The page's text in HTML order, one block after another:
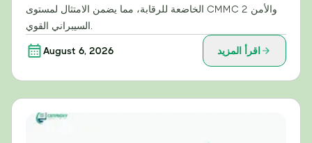
الخاضعة للرقابة، مما يضمن الامتثال لمستوى CMMC 2 والأمن
August 6, 2026 اقرأ المزيد